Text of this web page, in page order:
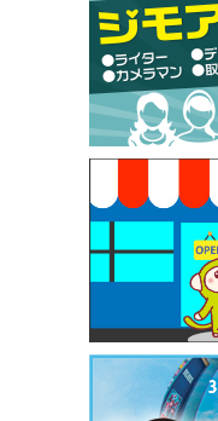
【ジモア限
50円（
[有効期限]2026年9月
焼き餃子 一皿
早稲田店）
[有効期限]2026年9月